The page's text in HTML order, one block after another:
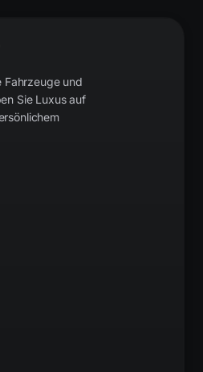
Fahrzeuge und
Sie Luxus auf